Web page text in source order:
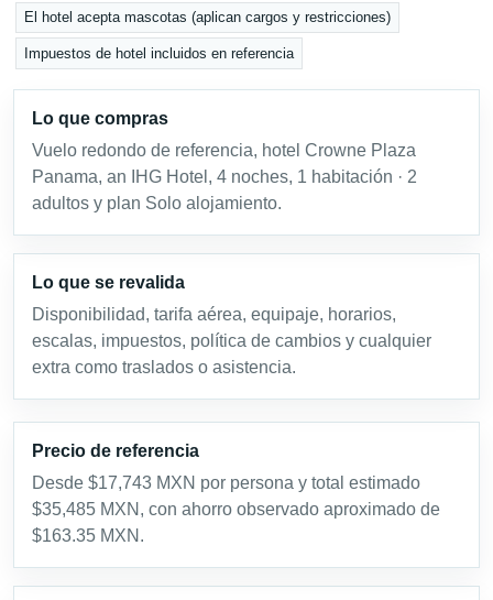
El hotel acepta mascotas (aplican cargos y restricciones)
Impuestos de hotel incluidos en referencia
Lo que compras
Vuelo redondo de referencia, hotel Crowne Plaza
Panama, an IHG Hotel, 4 noches, 1 habitación · 2
adultos y plan Solo alojamiento.
Lo que se revalida
Disponibilidad, tarifa aérea, equipaje, horarios,
escalas, impuestos, política de cambios y cualquier
extra como traslados o asistencia.
Precio de referencia
Desde $17,743 MXN por persona y total estimado
$35,485 MXN, con ahorro observado aproximado de
$163.35 MXN.